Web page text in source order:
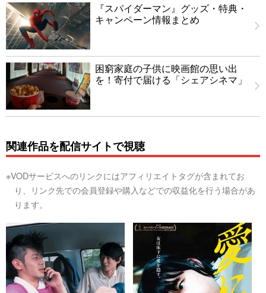
『スパイダーマン』グッズ・特典・
キャンペーン情報まとめ
困窮家庭の子供に映画館の思い出
を！寄付で届ける「シェアシネマ」
関連作品を配信サイトで視聴
※VODサービスへのリンクにはアフィリエイトタグが含まれてお
り、リンク先での会員登録や購入などでの収益化を行う場合があ
ります。